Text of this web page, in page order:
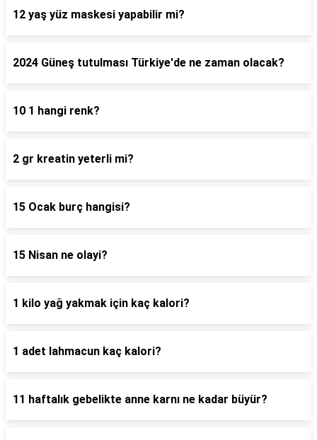
12 yaş yüz maskesi yapabilir mi?
2024 Güneş tutulması Türkiye'de ne zaman olacak?
10 1 hangi renk?
2 gr kreatin yeterli mi?
15 Ocak burç hangisi?
15 Nisan ne olayi?
1 kilo yağ yakmak için kaç kalori?
1 adet lahmacun kaç kalori?
11 haftalık gebelikte anne karnı ne kadar büyür?